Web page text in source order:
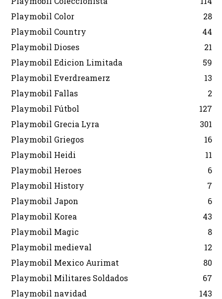
Playmobil Color
28
Playmobil Country
44
Playmobil Dioses
21
Playmobil Edicion Limitada
59
Playmobil Everdreamerz
13
Playmobil Fallas
2
Playmobil Fútbol
127
Playmobil Grecia Lyra
301
Playmobil Griegos
16
Playmobil Heidi
11
Playmobil Heroes
6
Playmobil History
7
Playmobil Japon
6
Playmobil Korea
43
Playmobil Magic
8
Playmobil medieval
12
Playmobil Mexico Aurimat
80
Playmobil Militares Soldados
67
Playmobil navidad
143